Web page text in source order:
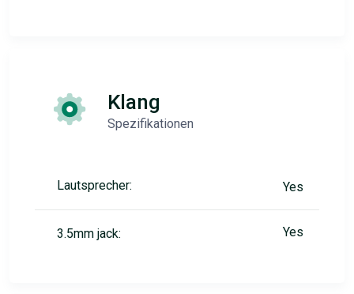
Klang
Spezifikationen
Lautsprecher: Yes
3.5mm jack: Yes